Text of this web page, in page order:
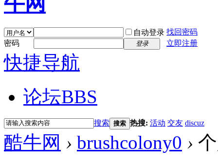
自动登录 找回密码
密码
登录 立即注册
快捷导航
论坛BBS
搜索 搜索 热搜: 活动 交友 discuz
酷牛网 › brushcolony0 ›